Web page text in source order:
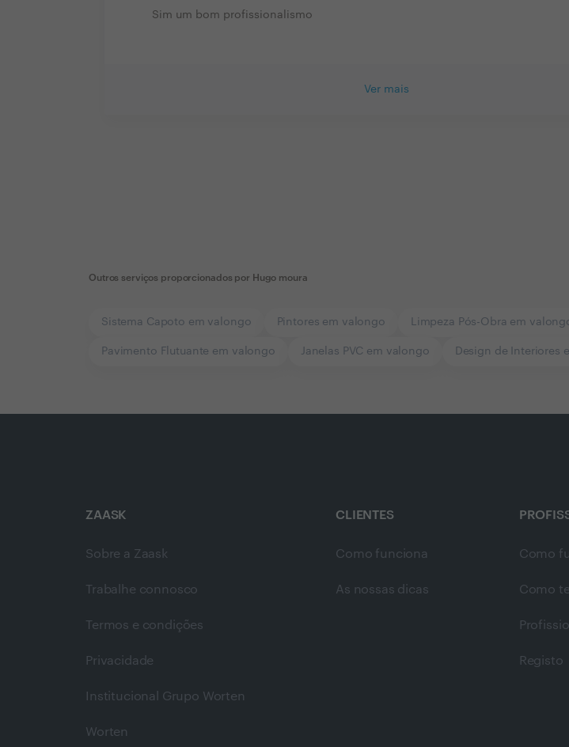
Sim um bom profissionalismo
Ver mais
Outros serviços proporcionados por Hugo moura
Sistema Capoto em valongo Pintores em valongo Limpeza Pós-Obra em
Pavimento Flutuante em valongo Janelas PVC em valongo Design de Interiores
ZAASK
Sobre a Zaask
Trabalhe connosco
Termos e condições
Privacidade
Institucional Grupo Worten
Worten
CLIENTES
Como funciona
As nossas dicas
Como
Como
Registo